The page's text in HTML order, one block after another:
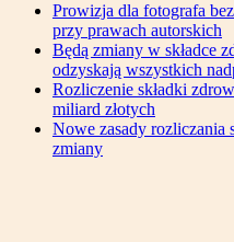
Prowizja dla fotografa
przy prawach autorskich
Będą zmiany w składce
odzyskają wszystkich
Rozliczenie składki
miliard złotych
Nowe zasady rozliczania
zmiany